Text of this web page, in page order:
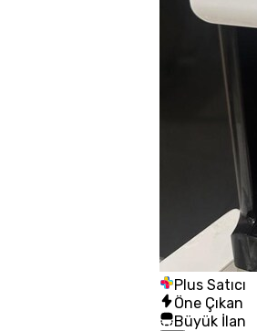
Plus Satıcı
Öne Çıkan
Büyük İlan